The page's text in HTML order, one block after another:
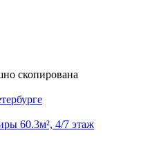
скопирована
60.3м², 4/7 этаж